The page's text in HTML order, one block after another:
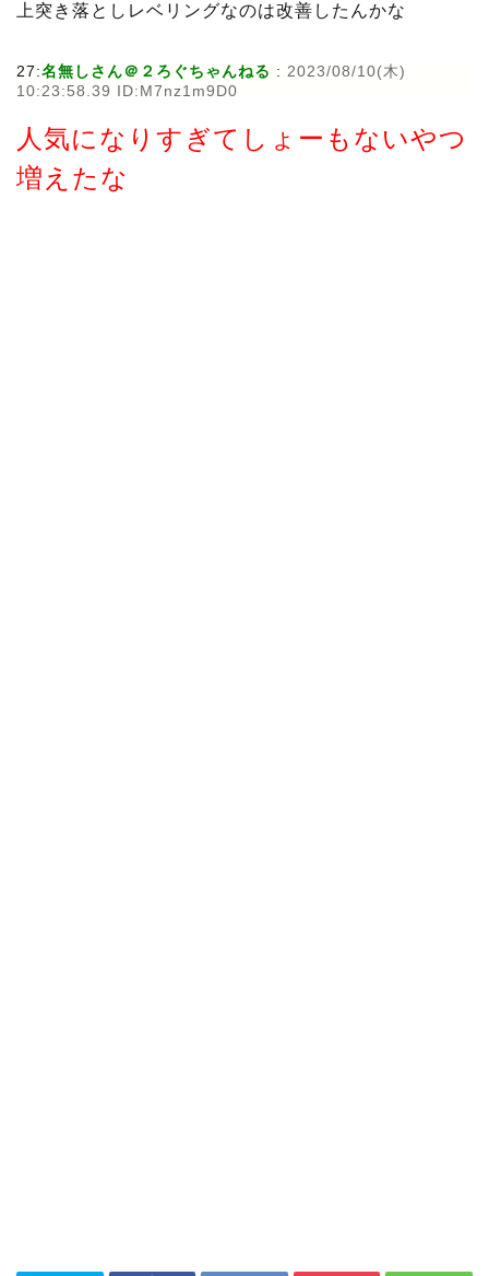
上突き落としレベリングなのは改善したんかな
27:名無しさん＠２ろぐちゃんねる : 2023/08/10(木)
10:23:58.39 ID:M7nz1m9D0
人気になりすぎてしょーもないやつ
増えたな